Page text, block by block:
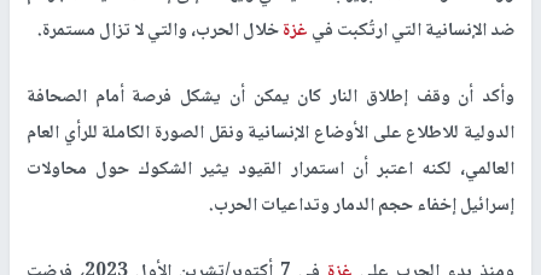
ضد الإنسانية التي ارتُكبت فيغزةخلال الحرب، والتي لا تزال مستمرة.
وأكد أن وقف إطلاق النار كان يمكن أن يشكل فرصة أمام الصحافة
الدولية للاطلاع على الأوضاع الإنسانية ونقل الصورة الكاملة للرأي العام
العالمي، لكنه اعتبر أن استمرار القيود يثير الشكوك حول محاولات
إسرائيل إخفاء حجم الدمار وتداعيات الحرب.